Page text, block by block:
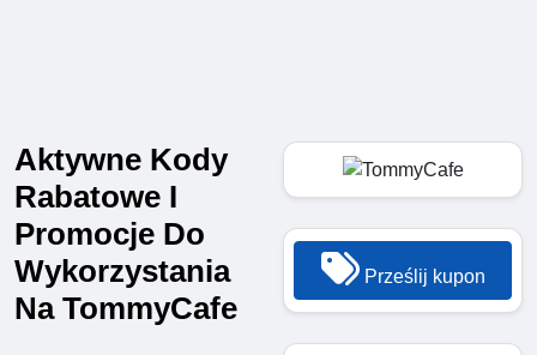
Aktywne Kody
Rabatowe I
Promocje Do
Wykorzystania
Na TommyCafe
Prześlij kupon